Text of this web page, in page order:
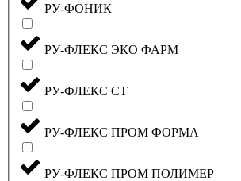
РУ-ФОНИК
РУ-ФЛЕКС ЭКО ФАРМ
РУ-ФЛЕКС СТ
РУ-ФЛЕКС ПРОМ ФОРМА
РУ-ФЛЕКС ПРОМ ПОЛИМЕР